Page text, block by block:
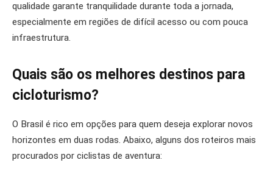
qualidade garante tranquilidade durante toda a jornada,
especialmente em regiões de difícil acesso ou com pouca
infraestrutura.
Quais são os melhores destinos para
cicloturismo?
O Brasil é rico em opções para quem deseja explorar novos
horizontes em duas rodas. Abaixo, alguns dos roteiros mais
procurados por ciclistas de aventura: